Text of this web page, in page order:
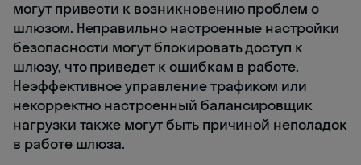
могут привести к возникновению проблем с
шлюзом. Неправильно настроенные настройки
безопасности могут блокировать доступ к
шлюзу, что приведет к ошибкам в работе.
Неэффективное управление трафиком или
некорректно настроенный балансировщик
нагрузки также могут быть причиной неполадок
в работе шлюза.